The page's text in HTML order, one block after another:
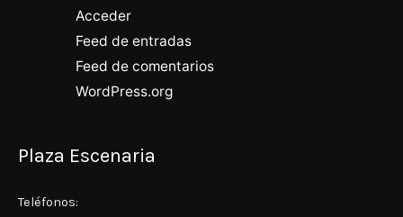
Acceder
Feed de entradas
Feed de comentarios
WordPress.org
Plaza Escenaria
Teléfonos: